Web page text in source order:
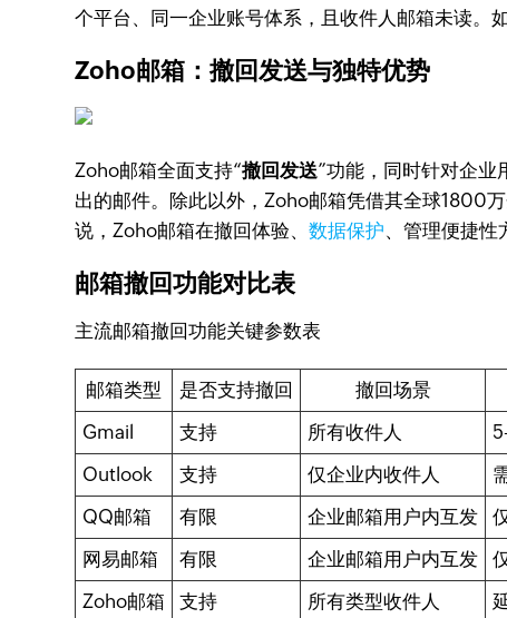
个平台、同一企业账号体系，且收件人邮箱未读。
Zoho邮箱：撤回发送与独特优势
Zoho邮箱全面支持“撤回发送”功能，同时针对企
出的邮件。除此以外，Zoho邮箱凭借其全球1800
说，Zoho邮箱在撤回体验、数据保护、管理便捷性
邮箱撤回功能对比表
主流邮箱撤回功能关键参数表
邮箱类型 是否支持撤回 撤回场景
Gmail
支持 所有收件人
Outlook
支持 仅企业内收件人
QQ邮箱
有限 企业邮箱用户内互发
网易邮箱
有限 企业邮箱用户内互发
Zoho邮箱
支持 所有类型收件人